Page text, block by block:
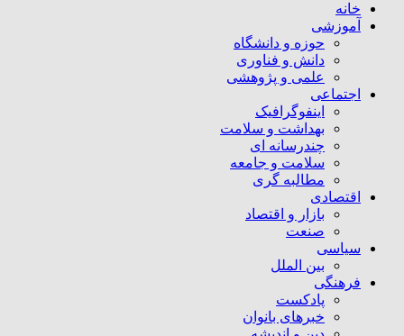
خانه
آموزشی
حوزه و دانشگاه
دانش و فناوری
علمی و پژوهشی
اجتماعی
اینفوگرافیک
بهداشت و سلامت
چندرسانه ای
سلامت و جامعه
مطالبه گری
اقتصادی
بازار و اقتصاد
صنعت
سیاسی
بین الملل
فرهنگی
پادکست
خبرهای بانوان